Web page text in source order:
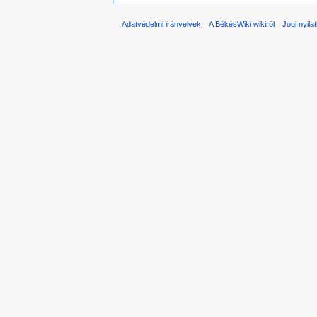
Adatvédelmi irányelvek A BékésWiki wikiről Jogi